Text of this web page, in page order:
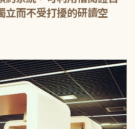
立而不受打擾的研讀空